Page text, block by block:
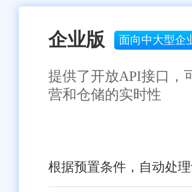
企业版 面向中大型企
提供了开放API接口，
营和仓储的实时性
根据预置条件，自动处